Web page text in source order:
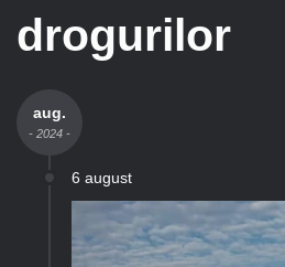
drogurilor
aug.
- 2024 -
6 august